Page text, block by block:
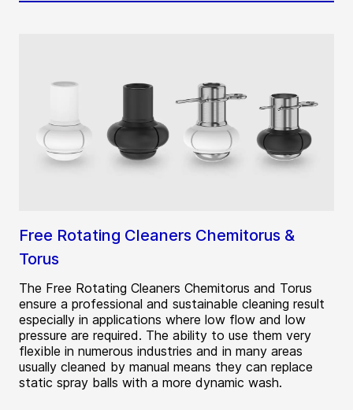
Free Rotating Cleaners Chemitorus &
Torus
The Free Rotating Cleaners Chemitorus and Torus
ensure a professional and sustainable cleaning result
especially in applications where low flow and low
pressure are required. The ability to use them very
flexible in numerous industries and in many areas
usually cleaned by manual means they can replace
static spray balls with a more dynamic wash.